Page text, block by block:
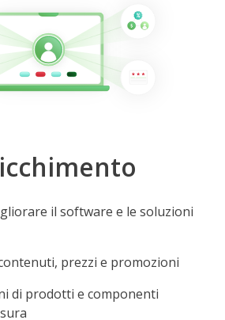
il software e le soluzioni
prezzi e promozioni
di prodotti e componenti